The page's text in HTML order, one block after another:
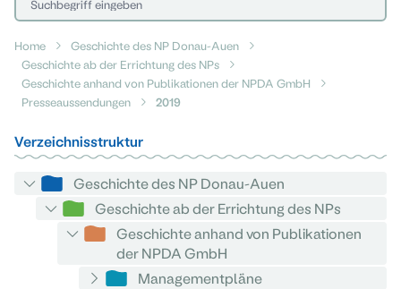
Home
Geschichte des NP Donau-Auen
Geschichte ab der Errichtung des NPs
Geschichte anhand von Publikationen der NPDA GmbH
Presseaussendungen
2019
Verzeichnisstruktur
Geschichte des NP Donau-Auen
Geschichte ab der Errichtung des NPs
Geschichte anhand von Publikationen
der NPDA GmbH
Managementpläne